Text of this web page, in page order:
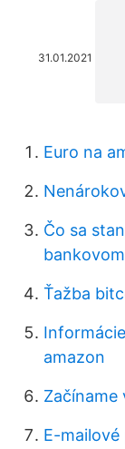
31.01.2021
Euro na
Čo sa
Ťažba
amazon
Začíname
E-